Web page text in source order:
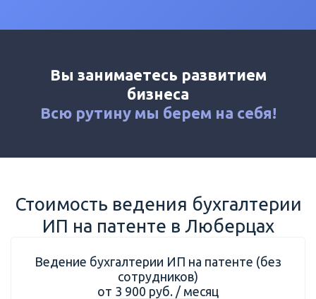
Контакты
Москва +7 (495) 161-03-01
Люберцы +7 (800) 333-23-72
Вы занимаетесь развитием
бизнеса
Всю рутину мы берем на себя!
Стоимость ведения бухгалтерии
ИП на патенте в Люберцах
Ведение бухгалтерии ИП на патенте (без
сотрудников)
от 3 900 руб. / месяц